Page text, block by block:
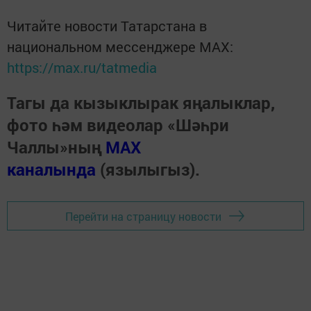
Читайте новости Татарстана в
национальном мессенджере MАХ:
https://max.ru/tatmedia
Тагы да кызыклырак яңалыклар,
фото һәм видеолар «Шәһри
Чаллы»ның MAX
каналында (язылыгыз).
Перейти на страницу новости